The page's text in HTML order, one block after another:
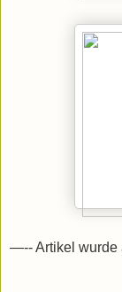
—-- Artikel wurde